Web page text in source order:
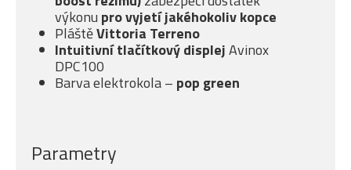
výkonu pro vyjetí jakéhokoliv kopce
PláštěVittoria Terreno
Intuitivní tlačítkový displejAvinox
DPC100
Barva elektrokola – pop green
Parametry